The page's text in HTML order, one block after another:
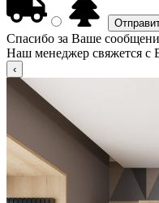
Спасибо за Ваше
Наш менеджер свяжется с